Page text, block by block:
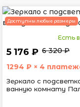
Доступны любые размеры
Есть
5 176 ₽ 6 320 ₽
1294 ₽ × 4
Зеркало с
ванную комнату